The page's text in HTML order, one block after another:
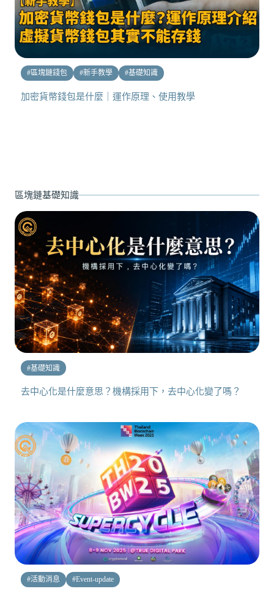
#區塊鏈錢包 #新手教學 #基礎知識
加密貨幣錢包是什麼｜運作原理、使用教學
區塊鏈基礎知識
#基礎知識
去中心化是什麼意思？機構採用下，去中心化變了嗎？
#活動消息 #Event-update